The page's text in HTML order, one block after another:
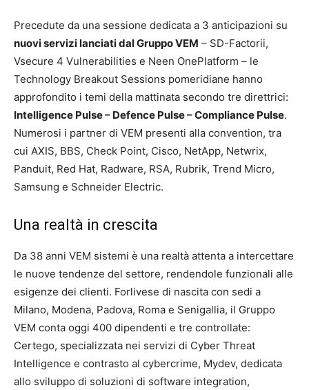
Precedute da una sessione dedicata a 3 anticipazioni su
nuovi servizi lanciati dal Gruppo VEM – SD-Factorii,
Vsecure 4 Vulnerabilities e Neen OnePlatform – le
Technology Breakout Sessions pomeridiane hanno
approfondito i temi della mattinata secondo tre direttrici:
Intelligence Pulse – Defence Pulse – Compliance Pulse.
Numerosi i partner di VEM presenti alla convention, tra
cui AXIS, BBS, Check Point, Cisco, NetApp, Netwrix,
Panduit, Red Hat, Radware, RSA, Rubrik, Trend Micro,
Samsung e Schneider Electric.
Una realtà in crescita
Da 38 anni VEM sistemi è una realtà attenta a intercettare
le nuove tendenze del settore, rendendole funzionali alle
esigenze dei clienti. Forlivese di nascita con sedi a
Milano, Modena, Padova, Roma e Senigallia, il Gruppo
VEM conta oggi 400 dipendenti e tre controllate:
Certego, specializzata nei servizi di Cyber Threat
Intelligence e contrasto al cybercrime, Mydev, dedicata
allo sviluppo di soluzioni di software integration,